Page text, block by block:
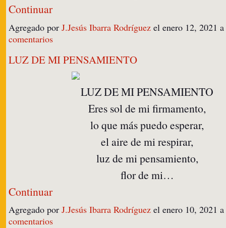
Continuar
Agregado por J.Jesús Ibarra Rodríguez el enero 12, 2021
comentarios
LUZ DE MI PENSAMIENTO
LUZ DE MI PENSAMIENTO
Eres sol de mi firmamento,
lo que más puedo esperar,
el aire de mi respirar,
luz de mi pensamiento,
flor de mi…
Continuar
Agregado por J.Jesús Ibarra Rodríguez el enero 10, 2021
comentarios